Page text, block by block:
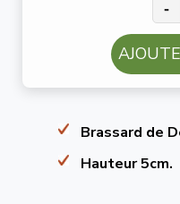
-
Brassard de
Hauteur 5cm.